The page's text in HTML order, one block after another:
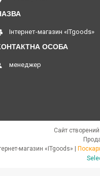
Інтернет-магазин «ITgoods»
менеджер
Сайт